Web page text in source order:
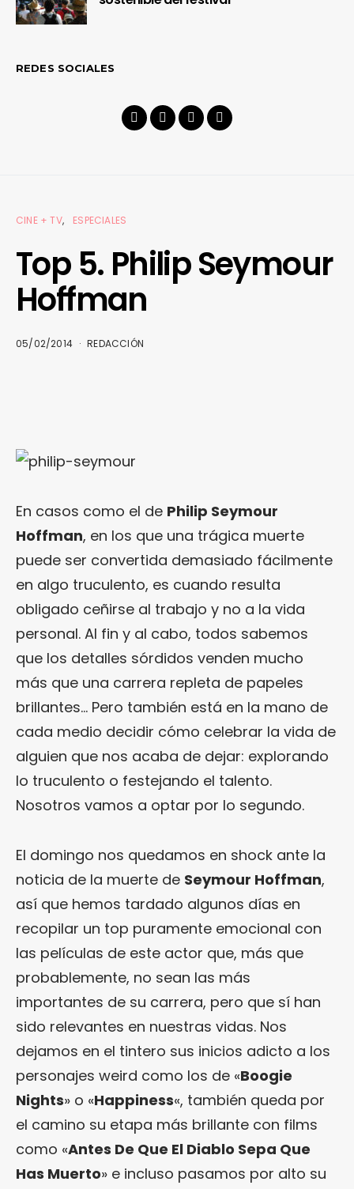
REDES SOCIALES
CINE + TV ESPECIALES
Top 5. Philip Seymour
Hoffman
05/02/2014 REDACCIÓN
En casos como el de Philip Seymour
Hoffman, en los que una trágica muerte
puede ser convertida demasiado fácilmente
en algo truculento, es cuando resulta
obligado ceñirse al trabajo y no a la vida
personal. Al fin y al cabo, todos sabemos
que los detalles sórdidos venden mucho
más que una carrera repleta de papeles
brillantes… Pero también está en la mano de
cada medio decidir cómo celebrar la vida de
alguien que nos acaba de dejar: explorando
lo truculento o festejando el talento.
Nosotros vamos a optar por lo segundo.
El domingo nos quedamos en shock ante la
noticia de la muerte de Seymour Hoffman,
así que hemos tardado algunos días en
recopilar un top puramente emocional con
las películas de este actor que, más que
probablemente, no sean las más
importantes de su carrera, pero que sí han
sido relevantes en nuestras vidas. Nos
dejamos en el tintero sus inicios adicto a los
personajes weird como los de «Boogie
Nights» o «Happiness«, también queda por
el camino su etapa más brillante con films
como «Antes De Que El Diablo Sepa Que
Has Muerto» e incluso pasamos por alto su